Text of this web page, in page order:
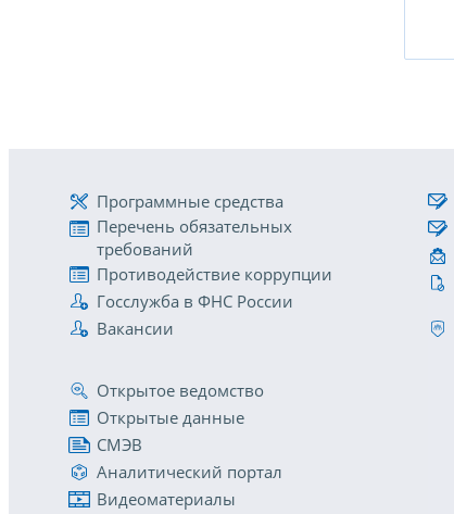
Программные средства
Перечень обязательных
требований
Противодействие коррупции
Госслужба в ФНС России
Вакансии
Открытое ведомство
Открытые данные
СМЭВ
Аналитический портал
Видеоматериалы